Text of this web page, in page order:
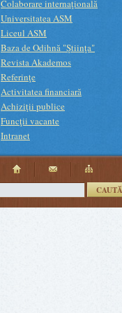
Colaborare internaţională
Universitatea ASM
Liceul ASM
Baza de Odihnă "Ştiinţa"
Revista Akademos
Referinţe
Activitatea financiară
Achiziţii publice
Funcţii vacante
Intranet
CAUTĂ